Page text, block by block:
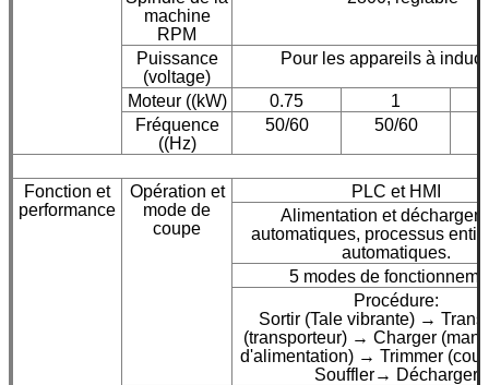
machine
RPM
Puissance
(voltage)
Pour les appareils à
Moteur ((kW) 0.75
1
Fréquence
((Hz)
50/60 50/60
Fonction et
performance
Opération et
mode de
coupe
PLC et HMI
Alimentation et
automatiques, processus
automatiques.
5 modes de
Procédure:
Sortir (Tale vibrante) →
(transporteur) → Charger
d'alimentation) → Trimmer
Souffler→ Décharger